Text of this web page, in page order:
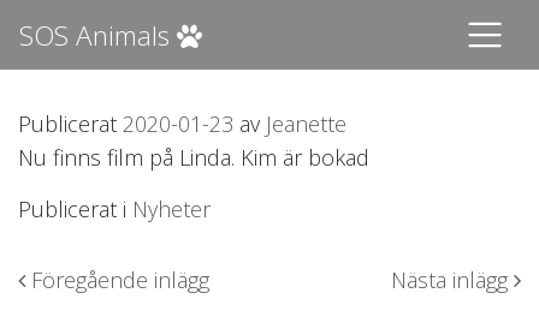
SOS Animals
Publicerat 2020-01-23 av Jeanette
Nu finns film på Linda. Kim är bokad
Publicerat i Nyheter
Inläggsnavigering
Föregående inlägg Nästa inlägg